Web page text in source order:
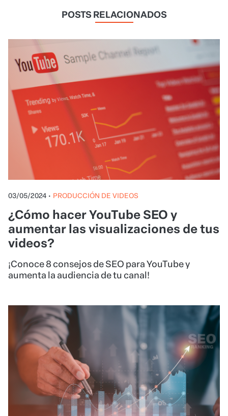
POSTS RELACIONADOS
03/05/2024 • PRODUCCIÓN DE VIDEOS
¿Cómo hacer YouTube SEO y
aumentar las visualizaciones de tus
videos?
¡Conoce 8 consejos de SEO para YouTube y
aumenta la audiencia de tu canal!